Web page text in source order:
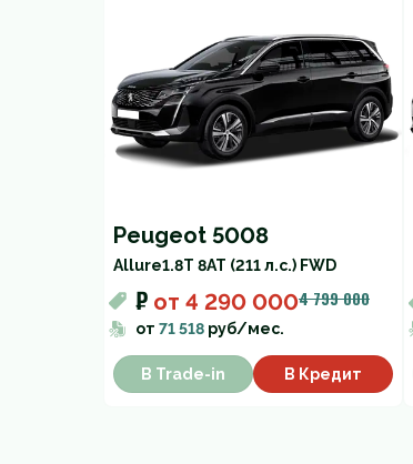
Peugeot 5008
Allure1.8T 8AT (211 л.с.) FWD
₽ от 4 290 0004 799 000
от 71 518 руб/мес.
В Trade-in В Кредит